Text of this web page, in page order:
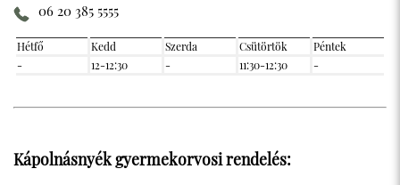
06 20 385 5555
Hétfő Kedd Szerda Csütörtök
Péntek
-
12-12:30 - 11:30-12:30 -
Kápolnásnyék gyermekorvosi rendelés: